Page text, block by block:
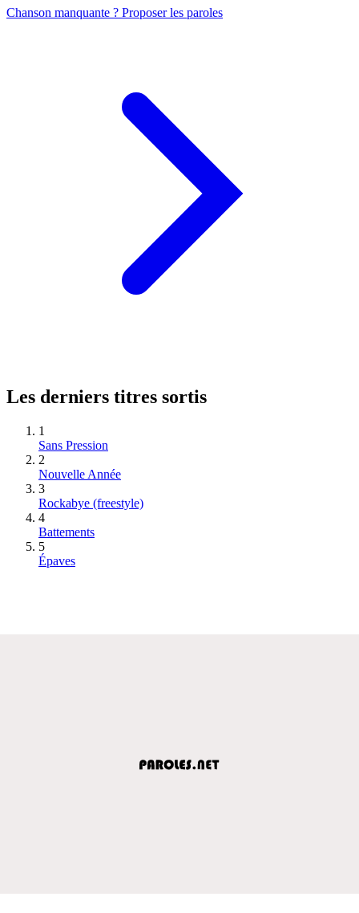
Chanson manquante ? Proposer les paroles
Les derniers titres sortis
1
Sans Pression
2
Nouvelle Année
3
Rockabye (freestyle)
4
Battements
5
Épaves